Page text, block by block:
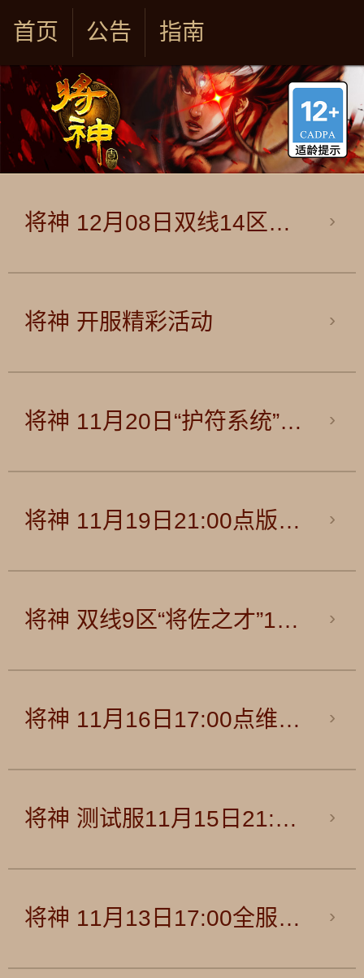
首页 公告 指南
将神 12月08日双线14区比武大会补偿公告
将神 开服精彩活动
将神 11月20日“护符系统”异常公告
将神 11月19日21:00点版本更新公告
将神 双线9区“将佐之才”11月20日10:00震撼开服！
将神 11月16日17:00点维护公告
将神 测试服11月15日21:00版本更新公告
将神 11月13日17:00全服维护公告